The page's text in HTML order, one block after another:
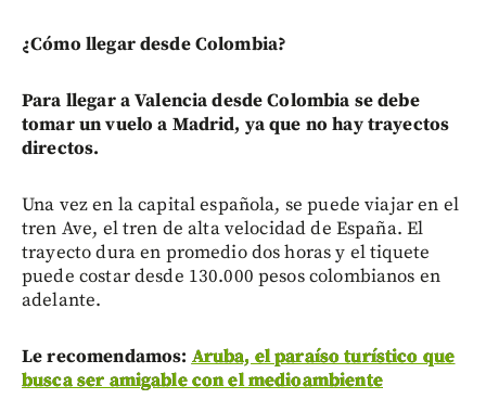
¿Cómo llegar desde Colombia?
Para llegar a Valencia desde Colombia se debe
tomar un vuelo a Madrid, ya que no hay trayectos
directos.
Una vez en la capital española, se puede viajar en el
tren Ave, el tren de alta velocidad de España. El
trayecto dura en promedio dos horas y el tiquete
puede costar desde 130.000 pesos colombianos en
adelante.
Le recomendamos: Aruba, el paraíso turístico que
busca ser amigable con el medioambiente